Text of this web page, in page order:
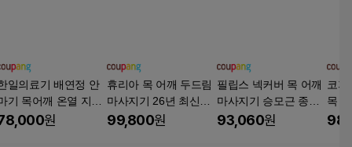
일의료기 배연정 안
기 목어깨 온열 지압
사지기, 1개, 단품, Hi
원
휴리아 목 어깨 두드림
마사지기 26년 최신형
온열 승모근 주무름 안
99,800원
필립스 넥커버 목 어깨
마사지기 승모근 종아
리 안마기, PPM3322,
93,060원
코지
목
N-